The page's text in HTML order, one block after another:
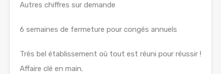
Autres chiffres sur demande
6 semaines de fermeture pour congés annuels
Très bel établissement où tout est réuni pour réussir !
Affaire clé en main.